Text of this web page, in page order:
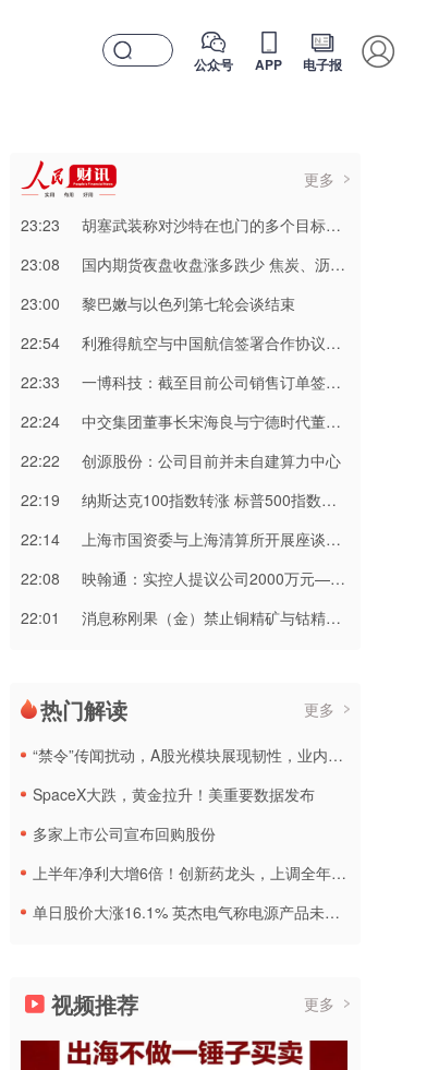
公众号 APP 电子报
更多
23:23
胡塞武装称对沙特在也门的多个目标实施打击
23:08
国内期货夜盘收盘涨多跌少 焦炭、沥青涨超2%
23:00
黎巴嫩与以色列第七轮会谈结束
22:54
利雅得航空与中国航信签署合作协议加强互联互通
22:33
一博科技：截至目前公司销售订单签单金额同比增长超过70%
22:24
中交集团董事长宋海良与宁德时代董事长曾毓群举行会谈
22:22
创源股份：公司目前并未自建算力中心
22:19
纳斯达克100指数转涨 标普500指数涨0.2%
22:14
上海市国资委与上海清算所开展座谈交流
22:08
映翰通：实控人提议公司2000万元—3000万元回购股份
22:01
消息称刚果（金）禁止铜精矿与钴精矿出口 上市公司回应
热门解读 更多
“禁令”传闻扰动，A股光模块展现韧性，业内人士：预计落地难度大
SpaceX大跌，黄金拉升！美重要数据发布
多家上市公司宣布回购股份
上半年净利大增6倍！创新药龙头，上调全年营收预测
单日股价大涨16.1% 英杰电气称电源产品未直接配套太空光伏
视频推荐 更多